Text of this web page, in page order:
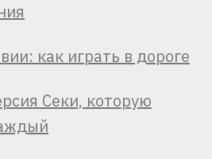
как играть в дороге
Секи, которую